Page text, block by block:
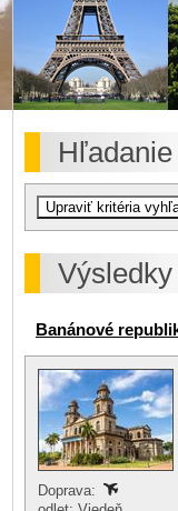
Banánové
Doprava: